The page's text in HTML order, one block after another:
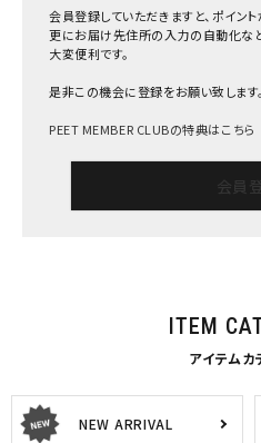
会員登録していただきますと、ポイント
更にお届け先住所の入力の自動化な
大変便利です。
是非この機会に登録をお願い致します。
PEET MEMBER CLUBの特典はこちら
会員
ITEM
アイテムカ
NEW ARRIVAL